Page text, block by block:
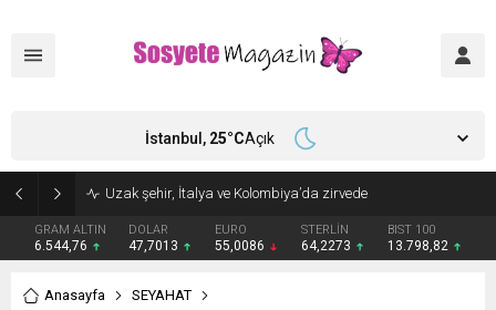
GRAM ALTIN
6.544,76
DOLAR
47,7013
EURO
55,0086
STERLİN
64,2273
BIST 100
13.798,82
İstanbul, 25°CAçık
Anasayfa
SEYAHAT